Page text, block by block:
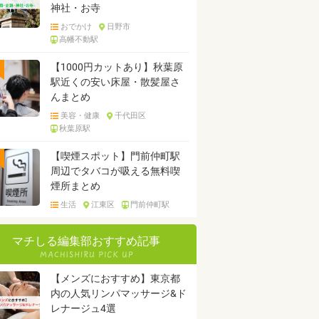
神社・お寺
おでかけ
日野市
高幡不動駅
【1000円カットあり】秋葉原
駅近くの安い床屋・散髪屋さ
んまとめ
美容・健康
千代田区
秋葉原駅
【喫煙スポット】門前仲町駅
周辺でタバコが吸える無料喫
煙所まとめ
生活 江東区 門前仲町駅
マチしる編集部おすすめ記事
【メンズにおすすめ】東京都
内の人気リンパマッサージ&ド
レナージュ4選